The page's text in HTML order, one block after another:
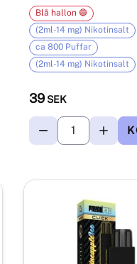
39SEK
Blå hallon 🔵
(2ml-14 mg) Nikotinsalt
ca 800 Puffar
(2ml-14 mg) Nikotinsalt
till i favoriter